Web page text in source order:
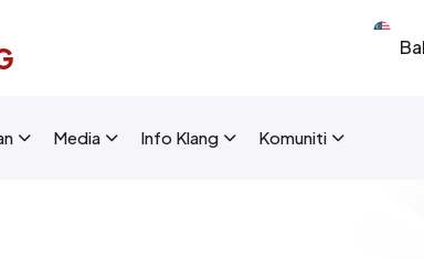
Layout]
Media Info Klang Komuniti